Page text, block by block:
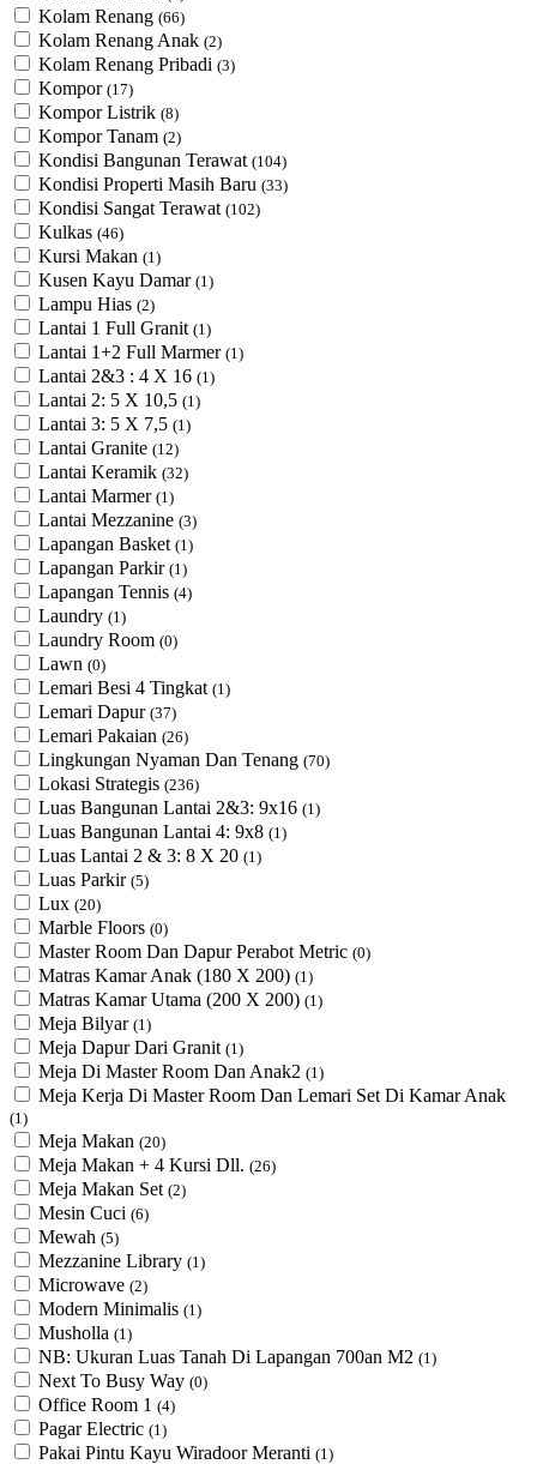
Kolam Renang (66)
Kolam Renang Anak (2)
Kolam Renang Pribadi (3)
Kompor (17)
Kompor Listrik (8)
Kompor Tanam (2)
Kondisi Bangunan Terawat (104)
Kondisi Properti Masih Baru (33)
Kondisi Sangat Terawat (102)
Kulkas (46)
Kursi Makan (1)
Kusen Kayu Damar (1)
Lampu Hias (2)
Lantai 1 Full Granit (1)
Lantai 1+2 Full Marmer (1)
Lantai 2&3 : 4 X 16 (1)
Lantai 2: 5 X 10,5 (1)
Lantai 3: 5 X 7,5 (1)
Lantai Granite (12)
Lantai Keramik (32)
Lantai Marmer (1)
Lantai Mezzanine (3)
Lapangan Basket (1)
Lapangan Parkir (1)
Lapangan Tennis (4)
Laundry (1)
Laundry Room (0)
Lawn (0)
Lemari Besi 4 Tingkat (1)
Lemari Dapur (37)
Lemari Pakaian (26)
Lingkungan Nyaman Dan Tenang (70)
Lokasi Strategis (236)
Luas Bangunan Lantai 2&3: 9x16 (1)
Luas Bangunan Lantai 4: 9x8 (1)
Luas Lantai 2 & 3: 8 X 20 (1)
Luas Parkir (5)
Lux (20)
Marble Floors (0)
Master Room Dan Dapur Perabot Metric (0)
Matras Kamar Anak (180 X 200) (1)
Matras Kamar Utama (200 X 200) (1)
Meja Bilyar (1)
Meja Dapur Dari Granit (1)
Meja Di Master Room Dan Anak2 (1)
Meja Kerja Di Master Room Dan Lemari Set Di Kamar Anak
(1)
Meja Makan (20)
Meja Makan + 4 Kursi Dll. (26)
Meja Makan Set (2)
Mesin Cuci (6)
Mewah (5)
Mezzanine Library (1)
Microwave (2)
Modern Minimalis (1)
Musholla (1)
NB: Ukuran Luas Tanah Di Lapangan 700an M2 (1)
Next To Busy Way (0)
Office Room 1 (4)
Pagar Electric (1)
Pakai Pintu Kayu Wiradoor Meranti (1)